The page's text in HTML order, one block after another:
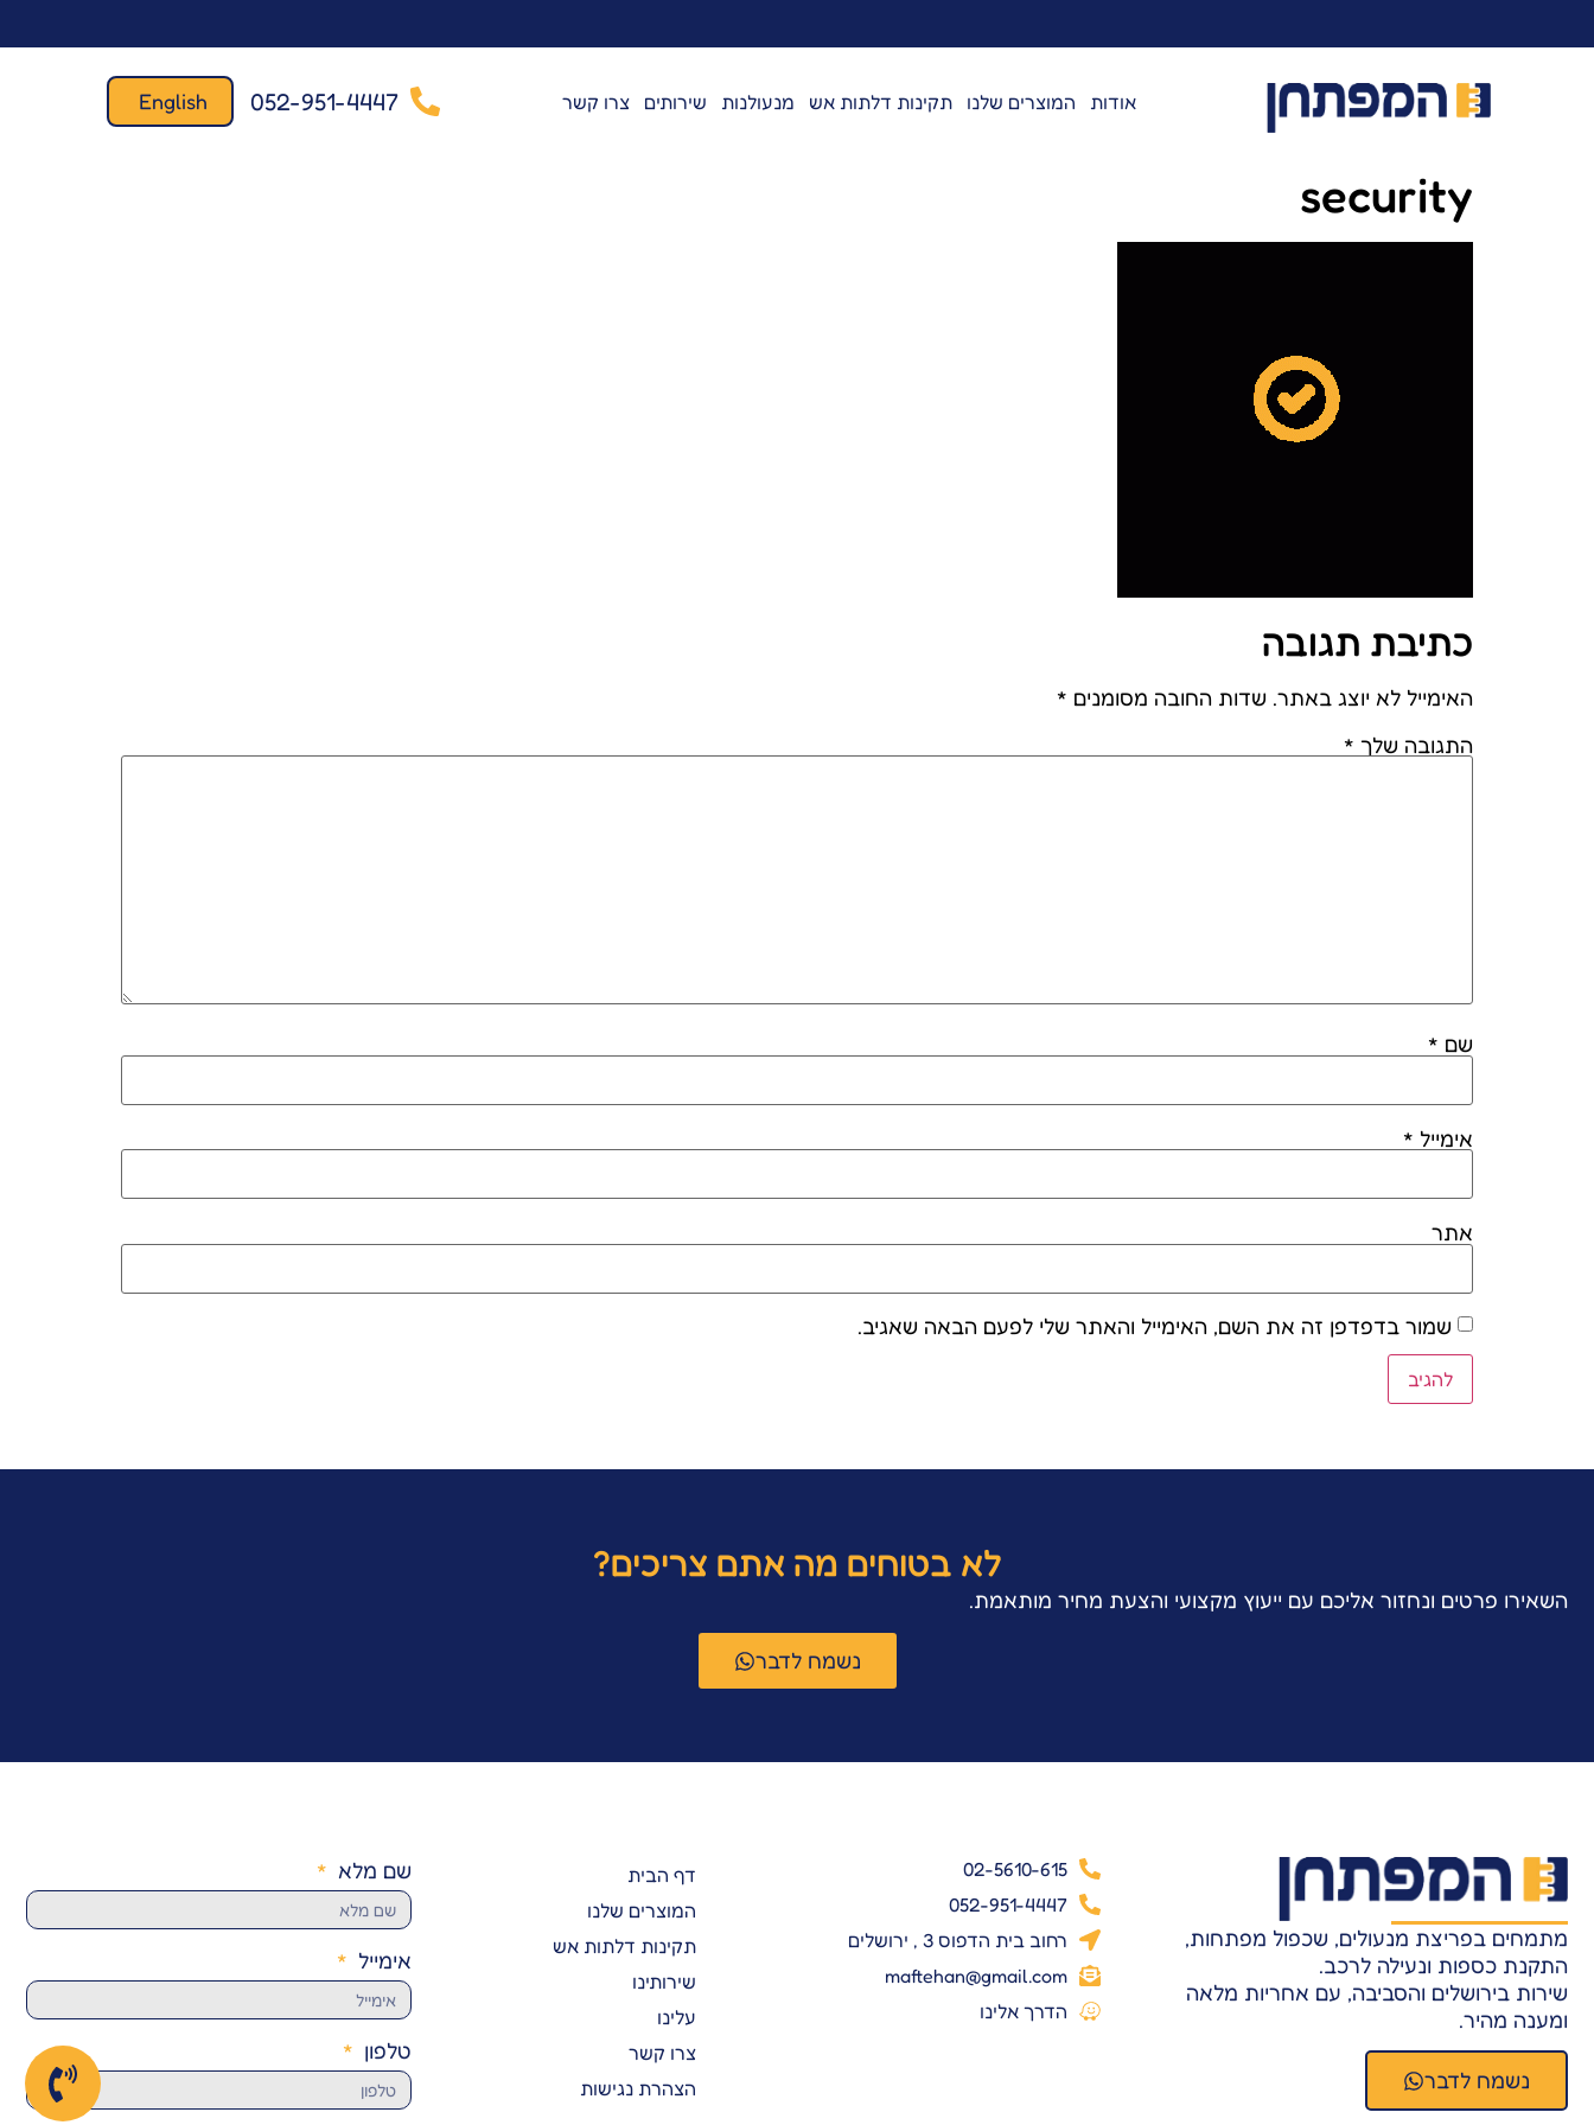
אודות המוצרים שלנו תקינות דלתות אש מנעולנות שירותים צרו קשר 052-951-4447
English
security
כתיבת תגובה
האימייל לא יוצג באתר. שדות החובה מסומנים *
התגובה שלך *
שם *
אימייל *
אתר
שמור בדפדפן זה את השם, האימייל והאתר שלי לפעם הבאה שאגיב.
לא בטוחים מה אתם צריכים?
השאירו פרטים ונחזור אליכם עם ייעוץ מקצועי והצעת מחיר מותאמת.
נשמח לדבר
מתמחים בפריצת מנעולים, שכפול מפתחות,
התקנת כספות ונעילה לרכב.
שירות בירושלים והסביבה, עם אחריות מלאה
ומענה מהיר.
נשמח לדבר
02-5610-615
052-951-4447
רחוב בית הדפוס 3 , ירושלים
maftehan@gmail.com
הדרך אלינו
דף הבית
המוצרים שלנו
תקינות דלתות אש
שירותינו
עלינו
צרו קשר
הצהרת נגישות
שם מלא
אימייל
טלפון